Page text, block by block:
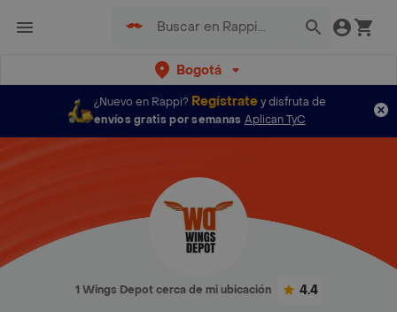
Bogotá
¿Nuevo en Rappi? Regístratey disfruta de
envíos gratis por semanas Aplican TyC
1 Wings Depot cerca de mi ubicación 4.4